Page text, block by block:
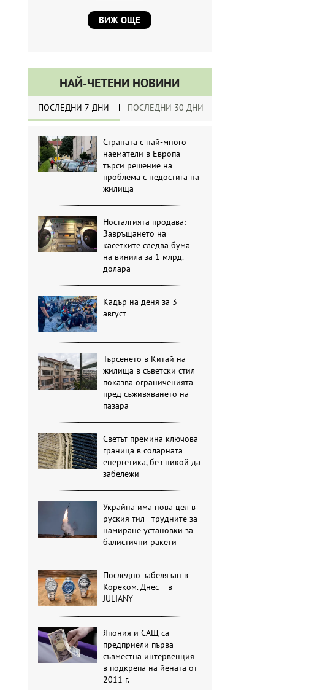
ВИЖ ОЩЕ
НАЙ-ЧЕТЕНИ НОВИНИ
ПОСЛЕДНИ 7 ДНИ ПОСЛЕДНИ 30 ДНИ
Страната с най-много
наематели в Европа
търси решение на
проблема с недостига на
жилища
Носталгията продава:
Завръщането на
касетките следва бума
на винила за 1 млрд.
долара
Кадър на деня за 3
август
Търсенето в Китай на
жилища в съветски стил
показва ограниченията
пред съживяването на
пазара
Светът премина ключова
граница в соларната
енергетика, без никой да
забележи
Украйна има нова цел в
руския тил - трудните за
намиране установки за
балистични ракети
Последно забелязан в
Кореком. Днес – в
JULIANY
Япония и САЩ са
предприели първа
съвместна интервенция
в подкрепа на йената от
2011 г.